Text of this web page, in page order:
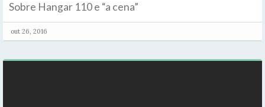
Sobre Hangar 110 e “a cena”
out 26, 2016